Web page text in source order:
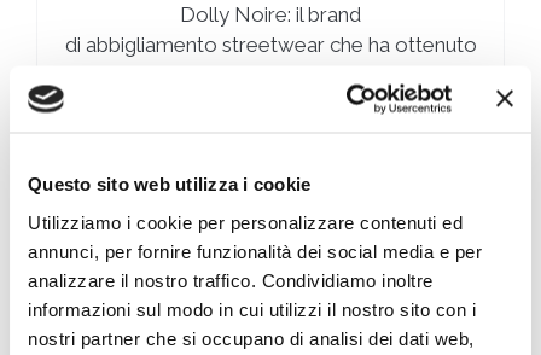
Questo sito web utilizza i cookie
Utilizziamo i cookie per personalizzare contenuti ed
annunci, per fornire funzionalità dei social media e per
analizzare il nostro traffico. Condividiamo inoltre
informazioni sul modo in cui utilizzi il nostro sito con i
nostri partner che si occupano di analisi dei dati web,
Dolly Noire: il brand
di abbigliamento streetwear che ha ottenuto
Daniele Crepaldi.